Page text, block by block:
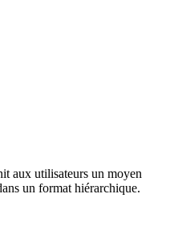
aux utilisateurs un moyen
un format hiérarchique.